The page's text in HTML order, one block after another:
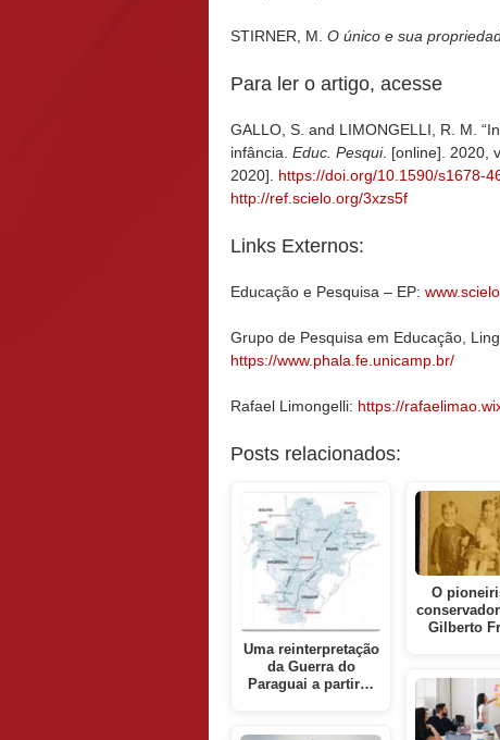
STIRNER, M. O único e sua
Para ler o artigo, acesse
GALLO, S. and LIMONGELLI, R. M.
infância. Educ. Pesqui. [online]. 2020,
2020]. https://doi.org/10.1590/s1678-
http://ref.scielo.org/3xzs5f
Links Externos:
Educação e Pesquisa – EP:
Grupo de Pesquisa em Educação,
https://www.phala.fe.unicamp.br/
Rafael Limongelli: https://
Posts relacionados:
Uma reinterpretação
da Guerra do
Paraguai a partir…
O
Gilberto